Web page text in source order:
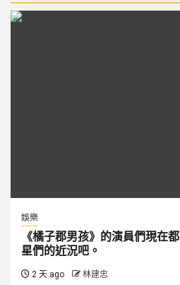
娛樂
《橘子郡男孩》的演員們現在
星們的近況吧。
2 天 ago 林建忠